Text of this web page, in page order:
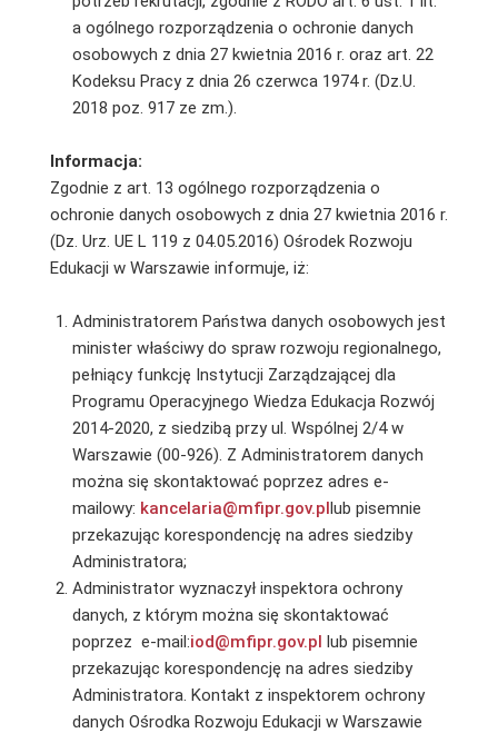
a ogólnego rozporządzenia o ochronie danych
osobowych z dnia 27 kwietnia 2016 r. oraz art. 22
Kodeksu Pracy z dnia 26 czerwca 1974 r. (Dz.U.
2018 poz. 917 ze zm.).
Informacja:
Zgodnie z art. 13 ogólnego rozporządzenia o
ochronie danych osobowych z dnia 27 kwietnia 2016 r.
(Dz. Urz. UE L 119 z 04.05.2016) Ośrodek Rozwoju
Edukacji w Warszawie informuje, iż:
Administratorem Państwa danych osobowych jest
minister właściwy do spraw rozwoju regionalnego,
pełniący funkcję Instytucji Zarządzającej dla
Programu Operacyjnego Wiedza Edukacja Rozwój
2014-2020, z siedzibą przy ul. Wspólnej 2/4 w
Warszawie (00-926). Z Administratorem danych
można się skontaktować poprzez adres e-
mailowy: kancelaria@mfipr.gov.pllub pisemnie
przekazując korespondencję na adres siedziby
Administratora;
Administrator wyznaczył inspektora ochrony
danych, z którym można się skontaktować
poprzez e-mail:iod@mfipr.gov.pl lub pisemnie
przekazując korespondencję na adres siedziby
Administratora. Kontakt z inspektorem ochrony
danych Ośrodka Rozwoju Edukacji w Warszawie